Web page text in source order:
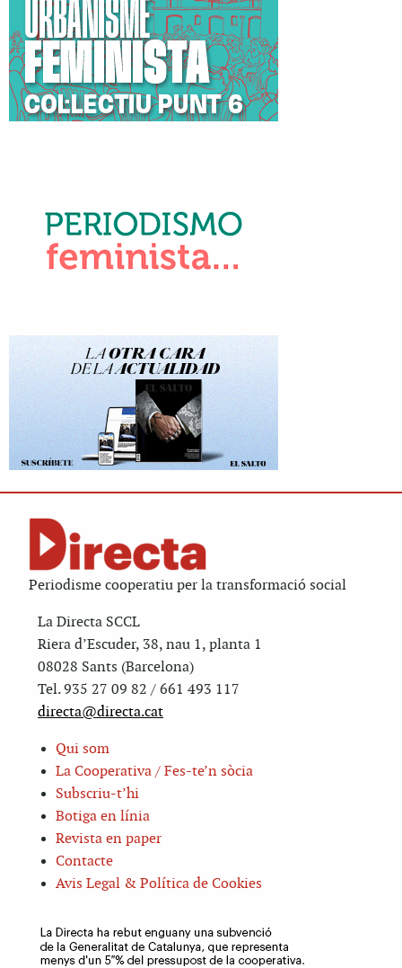
Periodisme cooperatiu per la transformació social
La Directa SCCL
Riera d’Escuder, 38, nau 1, planta 1
08028 Sants (Barcelona)
Tel. 935 27 09 82 / 661 493 117
directa@directa.cat
Qui som
La Cooperativa / Fes-te’n sòcia
Subscriu-t’hi
Botiga en línia
Revista en paper
Contacte
Avis Legal & Política de Cookies